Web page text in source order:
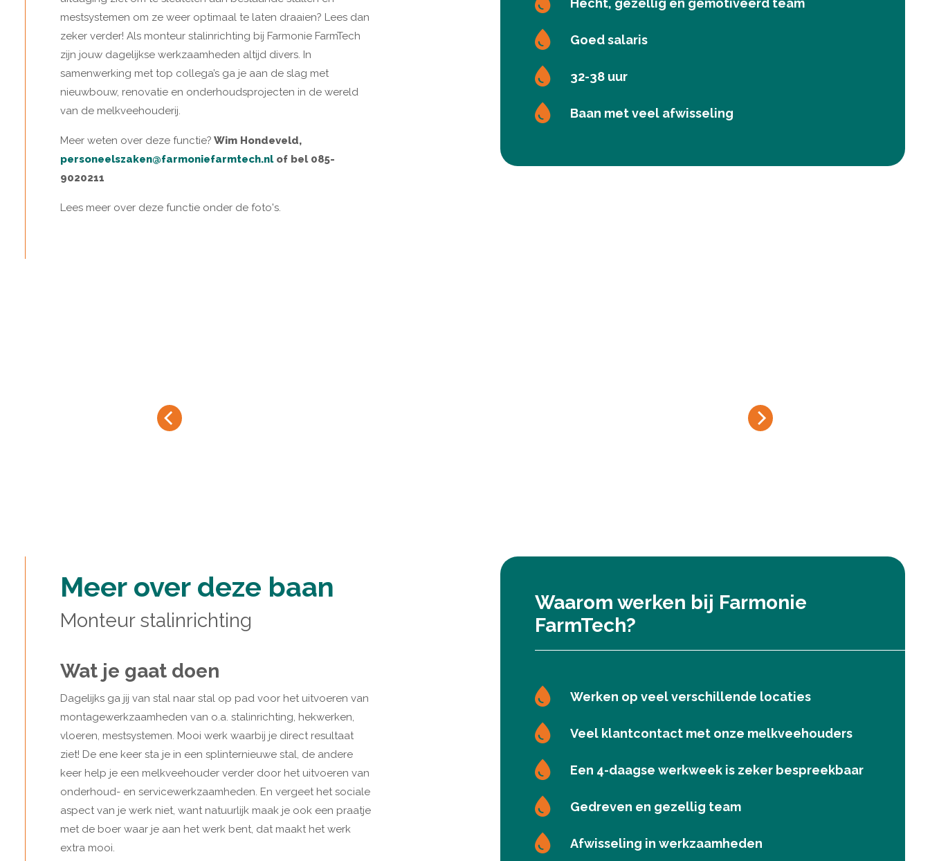
mestsystemen om ze weer optimaal te laten draaien? Lees dan
zeker verder! Als monteur stalinrichting bij Farmonie FarmTech
zijn jouw dagelijkse werkzaamheden altijd divers. In
samenwerking met top collega’s ga je aan de slag met
nieuwbouw, renovatie en onderhoudsprojecten in de wereld
van de melkveehouderij.
Meer weten over deze functie? Wim Hondeveld,
personeelszaken@farmoniefarmtech.nlof bel 085-
9020211
Lees meer over deze functie onder de foto's.
Hecht, gezellig en gemotiveerd team
Goed salaris
32-38 uur
Baan met veel afwisseling
Meer over deze baan
Monteur stalinrichting
Wat je gaat doen
Dagelijks ga jij van stal naar stal op pad voor het uitvoeren van
montagewerkzaamheden van o.a. stalinrichting, hekwerken,
vloeren, mestsystemen. Mooi werk waarbij je direct resultaat
ziet! De ene keer sta je in een splinternieuwe stal, de andere
keer help je een melkveehouder verder door het uitvoeren van
onderhoud- en servicewerkzaamheden. En vergeet het sociale
aspect van je werk niet, want natuurlijk maak je ook een praatje
met de boer waar je aan het werk bent, dat maakt het werk
extra mooi.
Waarom werken bij Farmonie
FarmTech?
Werken op veel verschillende locaties
Veel klantcontact met onze melkveehouders
Een 4-daagse werkweek is zeker bespreekbaar
Gedreven en gezellig team
Afwisseling in werkzaamheden